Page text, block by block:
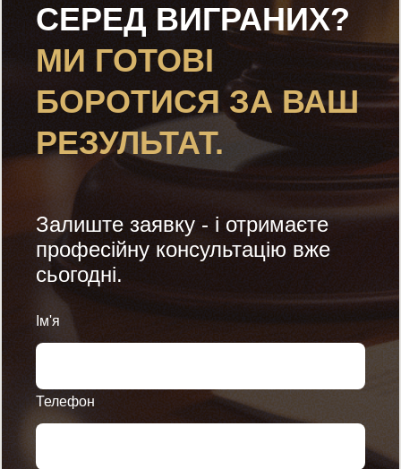
СЕРЕД ВИГРАНИХ?
МИ ГОТОВІ
БОРОТИСЯ ЗА ВАШ
РЕЗУЛЬТАТ.
Залиште заявку - і отримаєте
професійну консультацію вже
сьогодні.
Ім'я
Телефон